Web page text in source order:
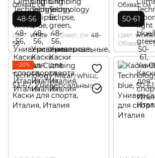
Обхват, см
48-56
Цвет white Обхват, см 48-
56
Обхват, см
50-61
Цвет white/
Обхват, см
−20%